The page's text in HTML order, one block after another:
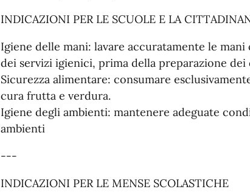
INDICAZIONI PER LE SCUOLE E LA
Igiene delle mani: lavare accuratamente le mani
dei servizi igienici, prima della preparazione dei
Sicurezza alimentare: consumare
cura frutta e verdura.
Igiene degli ambienti: mantenere adeguate
ambienti
---
INDICAZIONI PER LE MENSE SCOLASTICHE